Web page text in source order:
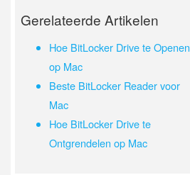
Gerelateerde Artikelen
Hoe BitLocker Drive te Openen
op Mac
Beste BitLocker Reader voor
Mac
Hoe BitLocker Drive te
Ontgrendelen op Mac